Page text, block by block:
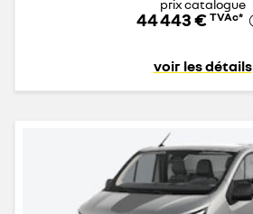
prix catalogue
44 443 € TVAc*
voir les détails